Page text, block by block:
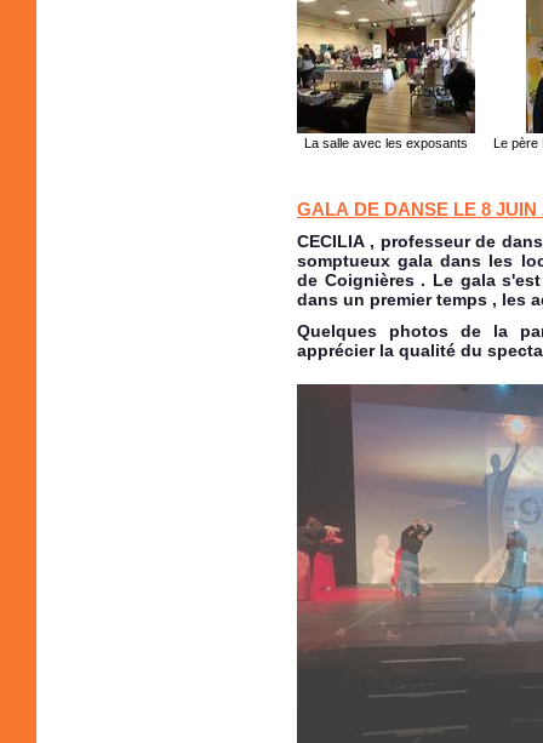
La salle avec les exposants Le père
GALA DE DANSE LE 8 JUIN
CECILIA , professeur de
somptueux gala dans les
de Coignières . Le gala
dans un premier temps , les
Quelques photos de la
apprécier la qualité du